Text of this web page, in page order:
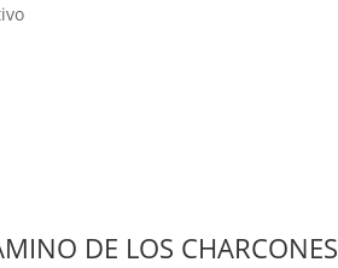
DE LOS CHARCONES